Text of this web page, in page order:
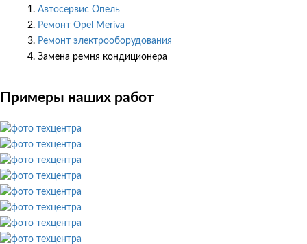
Автосервис Опель
Ремонт Opel Meriva
Ремонт электрооборудования
Замена ремня кондиционера
Примеры наших работ